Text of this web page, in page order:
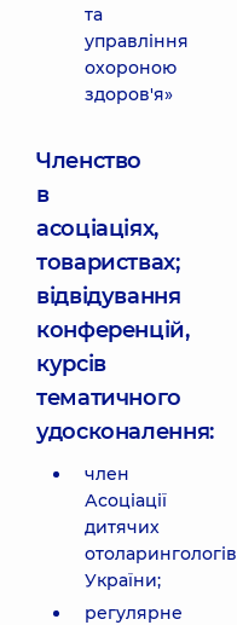
та
управління
охороною
здоров'я»
Членство
в
асоціаціях,
товариствах;
відвідування
конференцій,
курсів
тематичного
удосконалення:
член
Асоціації
дитячих
отоларингологів
України;
регулярне